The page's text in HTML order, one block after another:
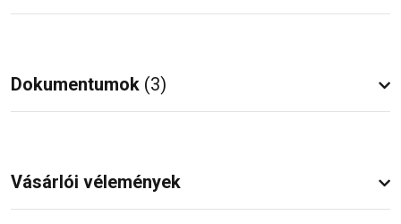
Dokumentumok (3)
Vásárlói vélemények